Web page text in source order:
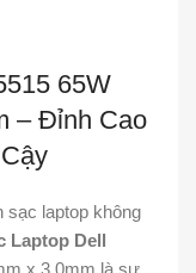
65W
– Đỉnh Cao
sạc laptop không
Laptop Dell